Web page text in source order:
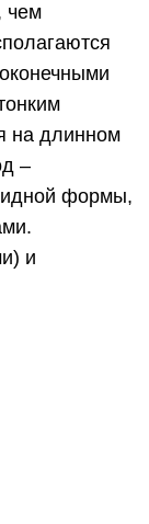
чем
на длинном
–
формы,
и